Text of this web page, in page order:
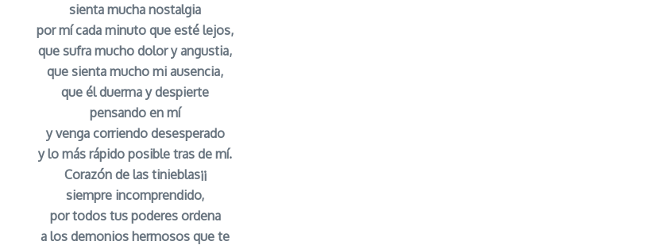
sienta mucha nostalgia
por mí cada minuto que esté lejos,
que sufra mucho dolor y angustia,
que sienta mucho mi ausencia,
que él duerma y despierte
pensando en mí
y venga corriendo desesperado
y lo más rápido posible tras de mí.
Corazón de las tinieblas¡¡
siempre incomprendido,
por todos tus poderes ordena
a los demonios hermosos que te